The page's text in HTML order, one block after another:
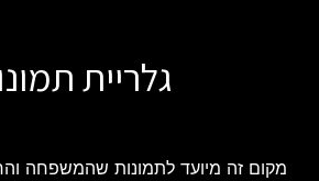
גלריית
מקום זה מיועד לתמונות שהמשפחה